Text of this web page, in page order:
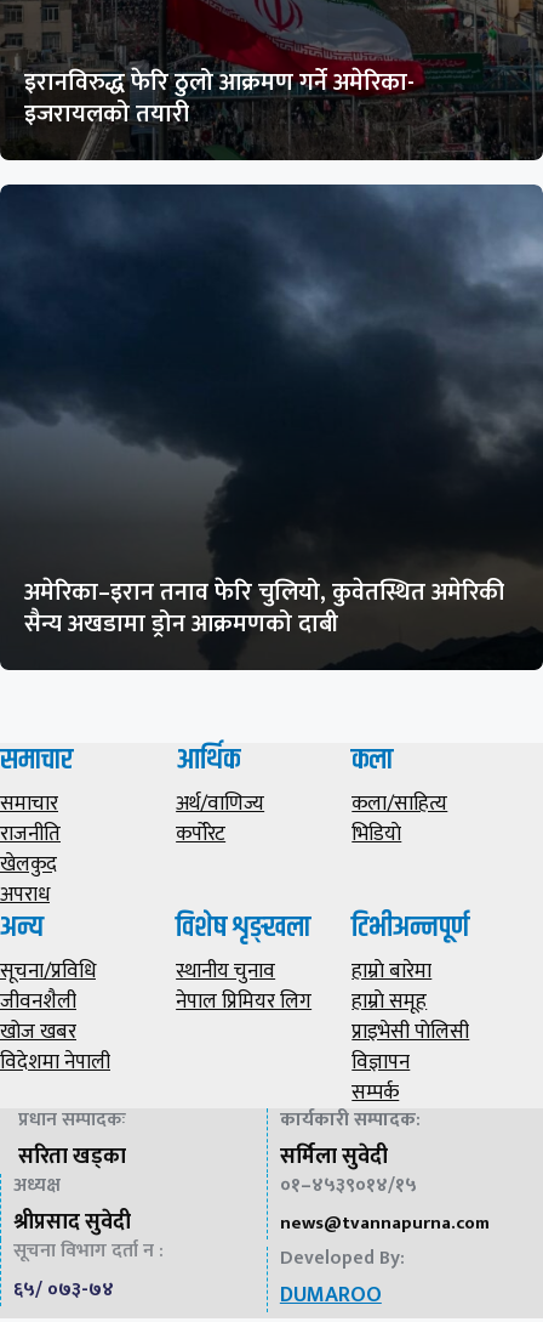
इरानविरुद्ध फेरि ठुलो आक्रमण गर्ने अमेरिका-
इजरायलको तयारी
अमेरिका–इरान तनाव फेरि चुलियो, कुवेतस्थित अमेरिकी
सैन्य अखडामा ड्रोन आक्रमणको दाबी
समाचार
समाचार
राजनीति
खेलकुद
अपराध
आर्थिक
अर्थ/वाणिज्य
कर्पोरेट
कला
कला/साहित्य
भिडियाे
अन्य
सूचना/प्रविधि
जीवनशैली
खोज खबर
विदेशमा नेपाली
विशेष शृङ्खला
स्थानीय चुनाव
नेपाल प्रिमियर लिग
टिभीअन्नपूर्ण
हाम्राे बारेमा
हाम्राे समूह
प्राइभेसी पाेलिसी
विज्ञापन
सम्पर्क
प्रधान सम्पादकः
सरिता खड्का
कार्यकारी सम्पादक:
सर्मिला सुवेदी
अध्यक्ष
श्रीप्रसाद सुवेदी
०१–४५३९०१४/१५
news@tvannapurna.com
सूचना विभाग दर्ता न :
६५/ ०७३-७४
Developed By:
DUMAROO